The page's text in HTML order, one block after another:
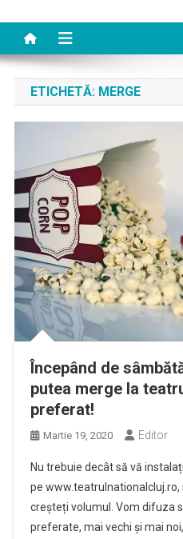
ETICHETĂ: MERGE
Începând de
putea merge la
preferat!
Martie 19, 2020 Editor
Nu trebuie decât să vă
pe www.teatrulnationalcluj.ro,
creșteți volumul. Vom difuza
preferate, mai vechi și mai